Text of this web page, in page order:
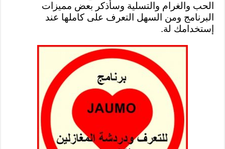
الحب والغرام والتسلية وسأذكر بعض مميزات
البرنامج ومن السهل التعرف على كاملها عند
إستخدامك لة.